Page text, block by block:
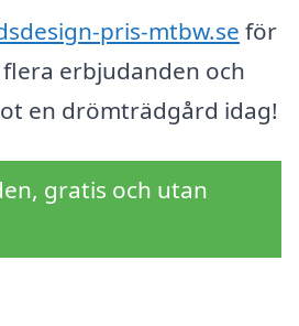
pris-mtbw.se för
erbjudanden och
en drömträdgård idag!
gratis och utan